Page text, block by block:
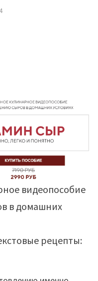
видеопособие
в домашних
рецепты: